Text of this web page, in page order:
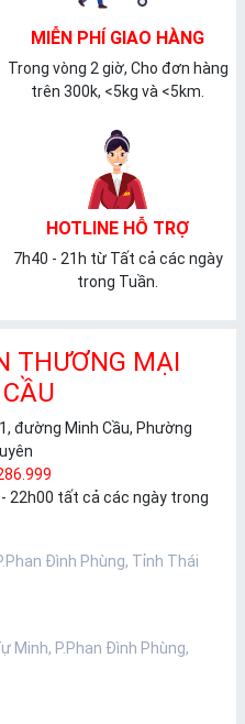
MIỄN PHÍ GIAO HÀNG
Trong vòng 2 giờ, Cho đơn hàng
trên 300k, <5kg và <5km.
HOTLINE HỖ TRỢ
7h40 - 21h từ Tất cả các ngày
trong Tuần.
THƯƠNG MẠI
đường Minh Cầu, Phường
22h00 tất cả các ngày trong
Đình Phùng, Tỉnh Thái
Minh, P.Phan Đình Phùng,